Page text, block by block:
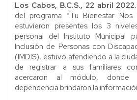
Los Cabos, B.C.S., 22 abril
del programa “Tu Bienestar
estuvieron presentes los 3
personal del Instituto Municipal
Inclusión de Personas con
(IMDIS), estuvo atendiendo a la
de registrar a sus familiares
acercaron al módulo,
dependencia brindaron la